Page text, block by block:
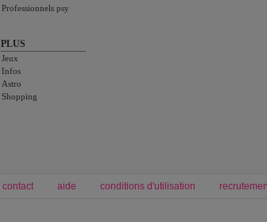
Professionnels psy
PLUS
Jeux
Infos
Astro
Shopping
contact aide conditions d'utilisation